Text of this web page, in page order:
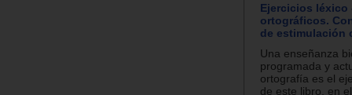
Ejercicios léxico
ortográficos.
de estimulación
Una enseñanza
programada y
ortografía es el
de este libro, en